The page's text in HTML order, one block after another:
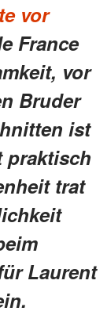
vor
France
vor
Bruder
ist
praktisch
trat
Laurent